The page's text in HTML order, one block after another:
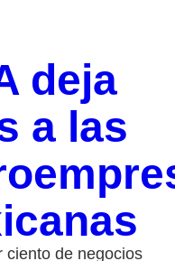
deja
a las
ciento de negocios